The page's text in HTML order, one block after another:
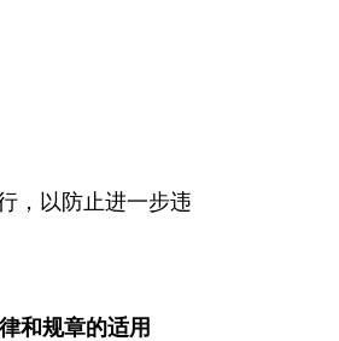
，以防止进一步违
和规章的适用